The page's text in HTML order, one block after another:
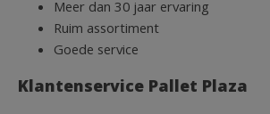
Meer dan 30 jaar ervaring
Ruim assortiment
Goede service
Klantenservice Pallet Plaza